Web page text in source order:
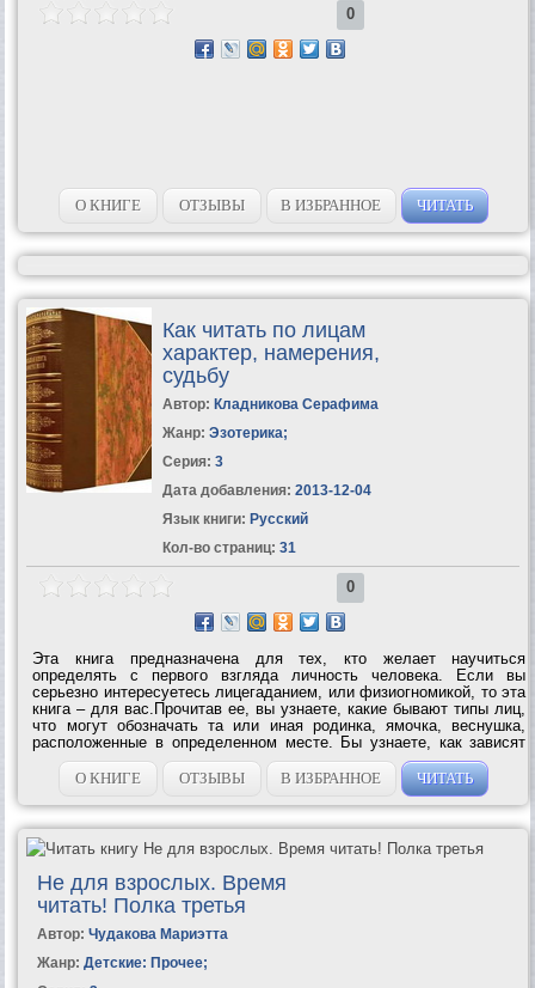
0
О КНИГЕ ОТЗЫВЫ В ИЗБРАННОЕ ЧИТАТЬ
Как читать по лицам
характер, намерения,
судьбу
Автор: Кладникова Серафима
Жанр: Эзотерика;
Серия: 3
Дата добавления: 2013-12-04
Язык книги: Русский
Кол-во страниц: 31
0
Эта книга предназначена для тех, кто желает научиться
определять с первого взгляда личность человека. Если вы
серьезно интересуетесь лицегаданием, или физиогномикой, то эта
книга – для вас.Прочитав ее, вы узнаете, какие бывают типы лиц,
что могут обозначать та или иная родинка, ямочка, веснушка,
расположенные в определенном месте. Бы узнаете, как зависят
черты лица от темперамента и характера человека и многое–
многое...О КНИГЕ ОТЗЫВЫ В ИЗБРАННОЕ ЧИТАТЬ
Не для взрослых. Время
читать! Полка третья
Автор: Чудакова Мариэтта
Жанр: Детские: Прочее;